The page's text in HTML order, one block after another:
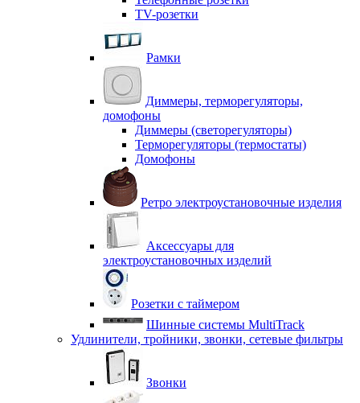
TV-розетки
Рамки
Диммеры, терморегуляторы,
домофоны
Диммеры (светорегуляторы)
Терморегуляторы (термостаты)
Домофоны
Ретро электроустановочные изделия
Аксессуары для
электроустановочных изделий
Розетки с таймером
Шинные системы MultiTrack
Удлинители, тройники, звонки, сетевые фильтры
Звонки